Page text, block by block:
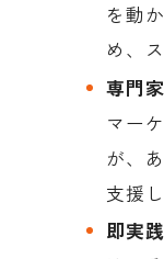
を動
め、
専門
マー
が、
支援
即実